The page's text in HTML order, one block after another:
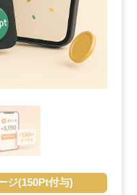
ジ(150Pt付与)